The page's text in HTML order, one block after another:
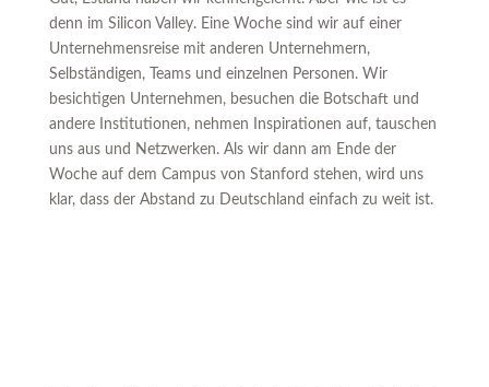
denn im Silicon Valley. Eine Woche sind wir auf einer
Unternehmensreise mit anderen Unternehmern,
Selbständigen, Teams und einzelnen Personen. Wir
besichtigen Unternehmen, besuchen die Botschaft und
andere Institutionen, nehmen Inspirationen auf, tauschen
uns aus und Netzwerken. Als wir dann am Ende der
Woche auf dem Campus von Stanford stehen, wird uns
klar, dass der Abstand zu Deutschland einfach zu weit ist.